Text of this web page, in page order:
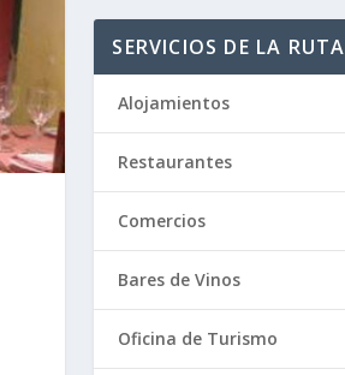
SERVICIOS DE LA RUTA
Alojamientos
Restaurantes
Comercios
Bares de Vinos
Oficina de Turismo